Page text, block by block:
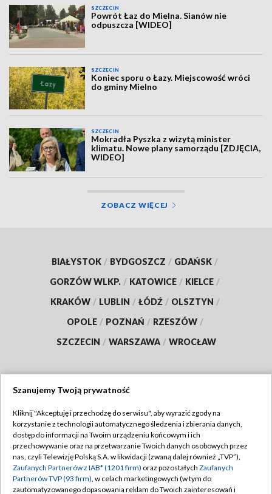
SZCZECIN
Powrót Łaz do Mielna. Sianów nie
odpuszcza [WIDEO]
SZCZECIN
Koniec sporu o Łazy. Miejscowość wróci
do gminy Mielno
SZCZECIN
Mokradła Pyszka z wizytą minister
klimatu. Nowe plany samorządu [ZDJĘCIA,
WIDEO]
ZOBACZ WIĘCEJ
BIAŁYSTOK / BYDGOSZCZ / GDAŃSK /
GORZÓW WLKP. / KATOWICE / KIELCE /
KRAKÓW / LUBLIN / ŁÓDŹ / OLSZTYN /
OPOLE / POZNAŃ / RZESZÓW /
SZCZECIN / WARSZAWA / WROCŁAW
TVP
Abonament TVP
Emisja w TVP
Centrum informacji TVP
Regulamin TVP
Polityka prywatności
Moje zgody
Szanujemy Twoją prywatność
Kliknij "Akceptuję i przechodzę do serwisu", aby wyrazić zgody na
korzystanie z technologii automatycznego śledzenia i zbierania danych,
dostęp do informacji na Twoim urządzeniu końcowym i ich
przechowywanie oraz na przetwarzanie Twoich danych osobowych przez
nas, czyli Telewizję Polską S.A. w likwidacji (zwaną dalej również „TVP”),
Zaufanych Partnerów z IAB* (1201 firm) oraz pozostałych Zaufanych
Partnerów TVP (93 firm), w celach marketingowych (w tym do
zautomatyzowanego dopasowania reklam do Twoich zainteresowań i